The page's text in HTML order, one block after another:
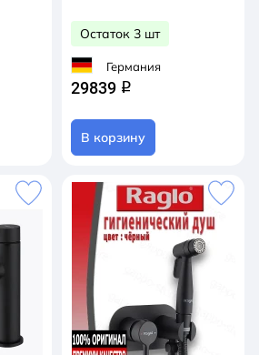
Остаток 3 шт
Германия
29839 q
В корзину